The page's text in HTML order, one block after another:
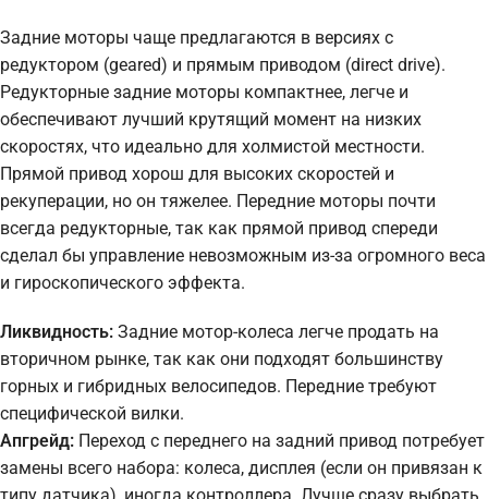
Задние моторы чаще предлагаются в версиях с
редуктором (geared) и прямым приводом (direct drive).
Редукторные задние моторы компактнее, легче и
обеспечивают лучший крутящий момент на низких
скоростях, что идеально для холмистой местности.
Прямой привод хорош для высоких скоростей и
рекуперации, но он тяжелее. Передние моторы почти
всегда редукторные, так как прямой привод спереди
сделал бы управление невозможным из-за огромного веса
и гироскопического эффекта.
Ликвидность: Задние мотор-колеса легче продать на
вторичном рынке, так как они подходят большинству
горных и гибридных велосипедов. Передние требуют
специфической вилки.
Апгрейд: Переход с переднего на задний привод потребует
замены всего набора: колеса, дисплея (если он привязан к
типу датчика), иногда контроллера. Лучше сразу выбрать